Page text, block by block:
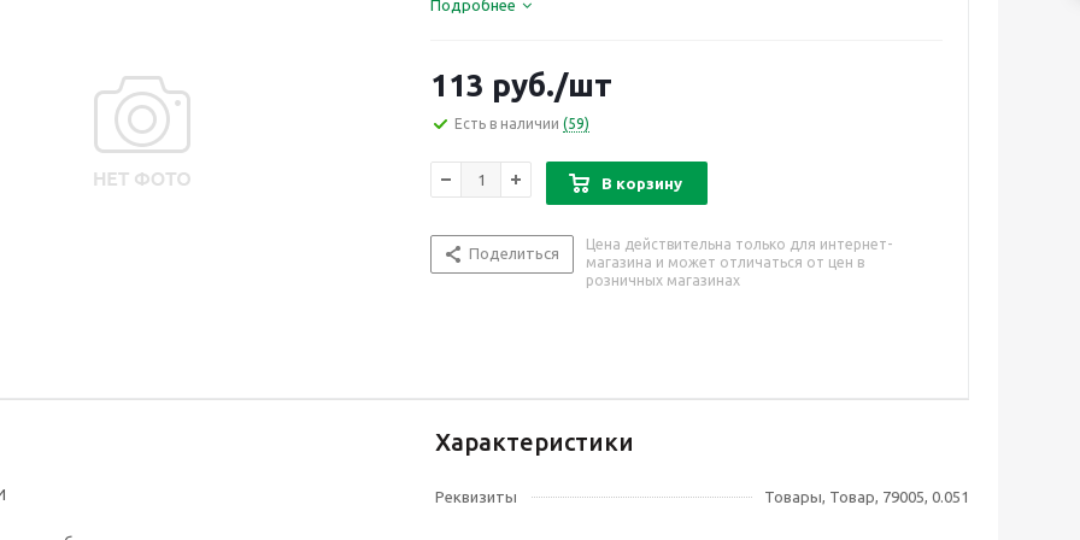
Подробнее
113 руб./шт
Есть в наличии (59)
В корзину
Поделиться
Цена действительна только для интернет-
магазина и может отличаться от цен в
розничных магазинах
Характеристики
Реквизиты Товары, Товар, 79005, 0.051